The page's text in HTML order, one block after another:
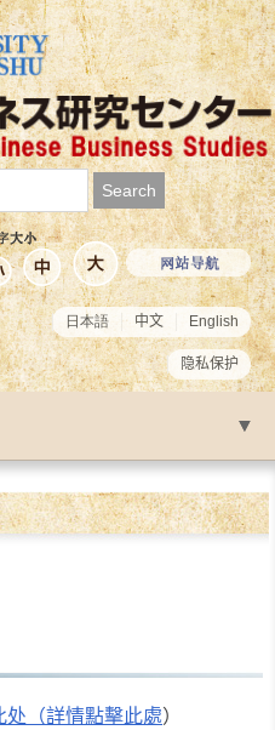
日本語 中文 English
隐私保护
▼
▼
处（詳情點擊此處）